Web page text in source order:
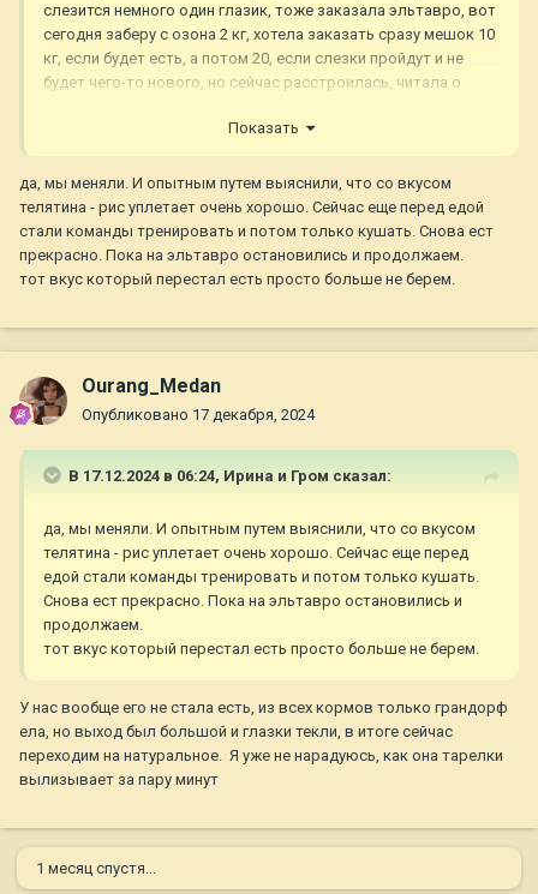
слезится немного один глазик, тоже заказала эльтавро, вот
сегодня заберу с озона 2 кг, хотела заказать сразу мешок 10
кг, если будет есть, а потом 20, если слезки пройдут и не
будет чего-то нового, но сейчас расстроилась, читала о
выбора с белком ниже 28 особо и нет, чтобы еще без курицы,
эльтавро. Но если не подойдет, то даже не знаю, покупать
снова мешок грандорфа и искать что-то новое.
А если вам вкус эльтавро поменять? для взрослых собак
там прямо хороший выбор. Раньше вообще корма были
разнообразны по вкусу, я помню рекомендации, что если
но второй с курицей обязательно -_-
Показать
да, мы меняли. И опытным путем выяснили, что со вкусом
телятина - рис уплетает очень хорошо. Сейчас еще перед едой
стали команды тренировать и потом только кушать. Снова ест
прекрасно. Пока на эльтавро остановились и продолжаем.
тот вкус который перестал есть просто больше не берем.
Ourang_Medan
Опубликовано 17 декабря, 2024
В 17.12.2024 в 06:24, Ирина и Гром сказал:
да, мы меняли. И опытным путем выяснили, что со вкусом
телятина - рис уплетает очень хорошо. Сейчас еще перед
едой стали команды тренировать и потом только кушать.
Снова ест прекрасно. Пока на эльтавро остановились и
продолжаем.
тот вкус который перестал есть просто больше не берем.
У нас вообще его не стала есть, из всех кормов только грандорф
ела, но выход был большой и глазки текли, в итоге сейчас
переходим на натуральное. Я уже не нарадуюсь, как она тарелки
вылизывает за пару минут
1 месяц спустя...